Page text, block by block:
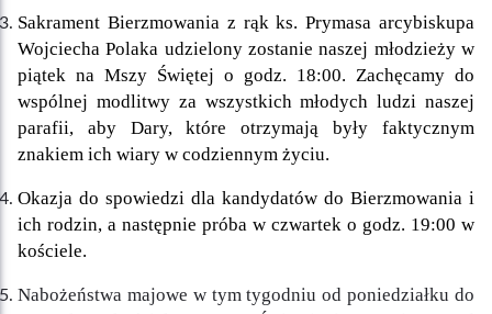
Sakrament Bierzmowania z rąk ks. Prymasa arcybiskupa
Wojciecha Polaka udzielony zostanie naszej młodzieży w
piątek na Mszy Świętej o godz. 18:00. Zachęcamy do
wspólnej modlitwy za wszystkich młodych ludzi naszej
parafii, aby Dary, które otrzymają były faktycznym
znakiem ich wiary w codziennym życiu.
Okazja do spowiedzi dla kandydatów do Bierzmowania i
ich rodzin, a następnie próba w czwartek o godz. 19:00 w
kościele.
Nabożeństwa majowe w tym tygodniu od poniedziałku do